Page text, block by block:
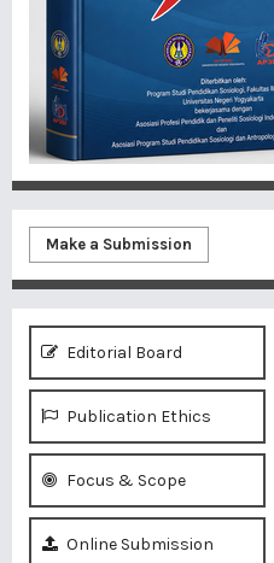
Make a Submission
Editorial Board
Publication Ethics
Focus & Scope
Online Submission